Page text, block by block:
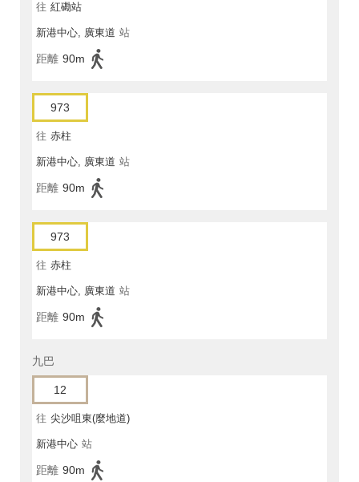
往 紅磡站
新港中心, 廣東道 站
距離 90m
973
往 赤柱
新港中心, 廣東道 站
距離 90m
973
往 赤柱
新港中心, 廣東道 站
距離 90m
九巴
12
往 尖沙咀東(麼地道)
新港中心 站
距離 90m